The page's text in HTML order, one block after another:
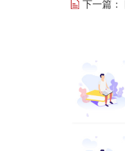
下一篇：